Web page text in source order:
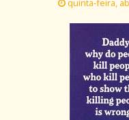
quinta-feira,